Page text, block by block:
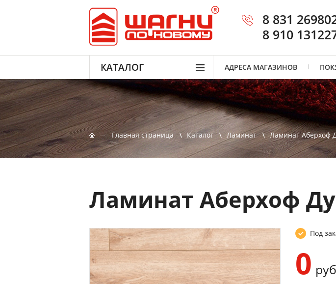
8 831
8 910
КАТАЛОГ АДРЕСА МАГАЗИНОВ
Главная страница Каталог Ламинат Ламинат Аберхоф
Ламинат Аберхоф
Под
0